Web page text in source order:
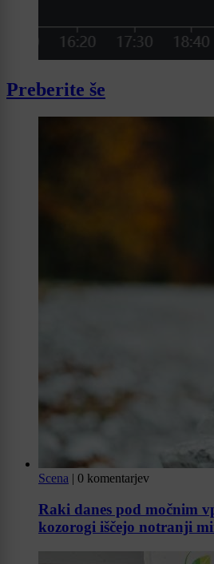
Preberite še
Scena | 0 komentarjev
Raki danes pod močnim
kozorogi iščejo notranji